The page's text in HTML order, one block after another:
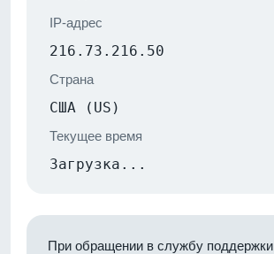
IP-адрес
216.73.216.50
Страна
США (US)
Текущее время
Загрузка...
При обращении в службу поддержки